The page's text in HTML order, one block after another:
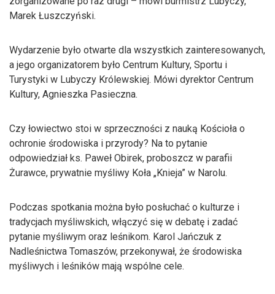
Marek Łuszczyński.
Wydarzenie było otwarte dla wszystkich zainteresowanych,
a jego organizatorem było Centrum Kultury, Sportu i
Turystyki w Lubyczy Królewskiej. Mówi dyrektor Centrum
Kultury, Agnieszka Pasieczna.
Czy łowiectwo stoi w sprzeczności z nauką Kościoła o
ochronie środowiska i przyrody? Na to pytanie
odpowiedział ks. Paweł Obirek, proboszcz w parafii
Żurawce, prywatnie myśliwy Koła „Knieja” w Narolu.
Podczas spotkania można było posłuchać o kulturze i
tradycjach myśliwskich, włączyć się w debatę i zadać
pytanie myśliwym oraz leśnikom. Karol Jańczuk z
Nadleśnictwa Tomaszów, przekonywał, że środowiska
myśliwych i leśników mają wspólne cele.